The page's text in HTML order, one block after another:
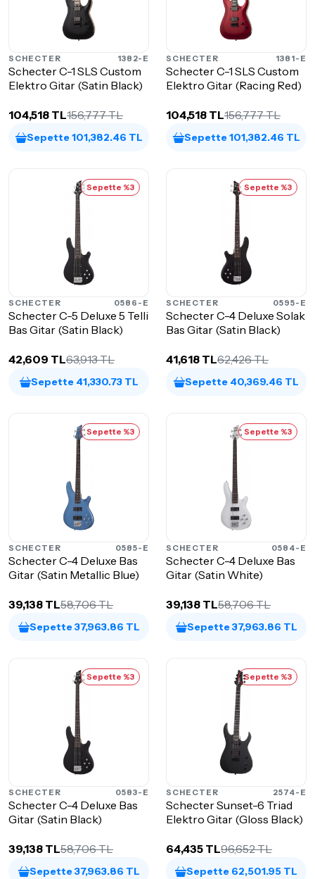
SCHECTER 1382-E
Schecter C-1 SLS Custom
Elektro Gitar (Satin Black)
104,518 TL156,777 TL
Sepette 101,382.46 TL
SCHECTER 1381-E
Schecter C-1 SLS Custom
Elektro Gitar (Racing Red)
104,518 TL156,777 TL
Sepette 101,382.46 TL
Sepette %3
SCHECTER 0586-E
Schecter C-5 Deluxe 5 Telli
Bas Gitar (Satin Black)
42,609 TL63,913 TL
Sepette 41,330.73 TL
Sepette %3
SCHECTER 0595-E
Schecter C-4 Deluxe Solak
Bas Gitar (Satin Black)
41,618 TL62,426 TL
Sepette 40,369.46 TL
Sepette %3
SCHECTER 0585-E
Schecter C-4 Deluxe Bas
Gitar (Satin Metallic Blue)
39,138 TL58,706 TL
Sepette 37,963.86 TL
Sepette %3
SCHECTER 0584-E
Schecter C-4 Deluxe Bas
Gitar (Satin White)
39,138 TL58,706 TL
Sepette 37,963.86 TL
Sepette %3
SCHECTER 0583-E
Schecter C-4 Deluxe Bas
Gitar (Satin Black)
39,138 TL58,706 TL
Sepette 37,963.86 TL
Sepette %3
SCHECTER 2574-E
Schecter Sunset-6 Triad
Elektro Gitar (Gloss Black)
64,435 TL96,652 TL
Sepette 62,501.95 TL